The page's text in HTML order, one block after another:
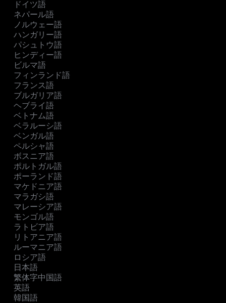
ドイツ語
ネパール語
ノルウェー語
ハンガリー語
パシュトウ語
ヒンディー語
ビルマ語
フィンランド語
フランス語
ブルガリア語
ヘブライ語
ベトナム語
ベラルーシ語
ベンガル語
ペルシャ語
ボスニア語
ポルトガル語
ポーランド語
マケドニア語
マラガシ語
マレーシア語
モンゴル語
ラトビア語
リトアニア語
ルーマニア語
ロシア語
日本語
繁体字中国語
英語
韓国語